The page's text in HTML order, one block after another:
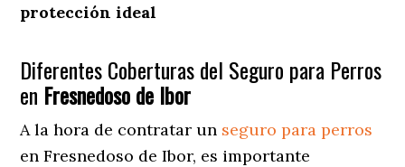
protección ideal
Diferentes Coberturas del Seguro para Perros
en Fresnedoso de Ibor
A la hora de contratar un seguro para perros
en Fresnedoso de Ibor, es importante